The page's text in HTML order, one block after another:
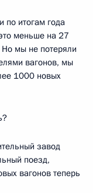
итогам года
меньше на 27
мы не потеряли
вагонов, мы
1000 новых
завод
поезд,
вагонов теперь